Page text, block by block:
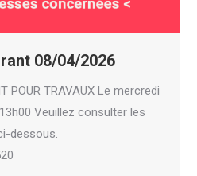
08/04/2026
POUR TRAVAUX Le mercredi
Veuillez consulter les
dessous.